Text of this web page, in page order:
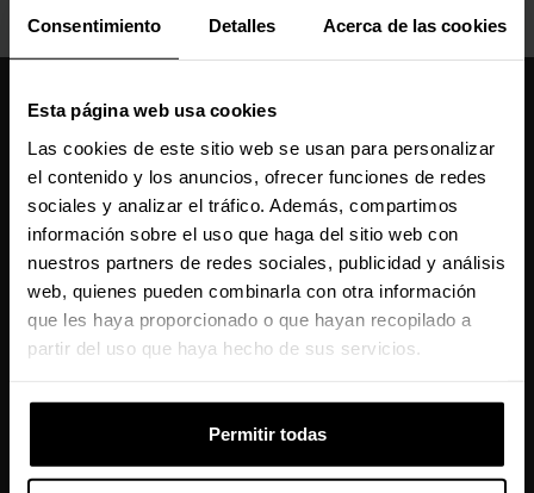
Consentimiento Detalles Acerca de las cookies
Esta página web usa cookies
Las cookies de este sitio web se usan para personalizar
el contenido y los anuncios, ofrecer funciones de redes
sociales y analizar el tráfico. Además, compartimos
información sobre el uso que haga del sitio web con
nuestros partners de redes sociales, publicidad y análisis
web, quienes pueden combinarla con otra información
que les haya proporcionado o que hayan recopilado a
partir del uso que haya hecho de sus servicios.
Permitir todas
Caseking España
910 626 594
De lunes a viernes, de 10:00 a 13:00 y 14:00 a 18:00
info@caseking.es
Nuestras comunidades
Manténme informado sobre las últimas
noticias, lanzamientos de productos y